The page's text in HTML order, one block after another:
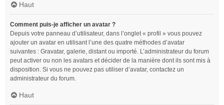
Haut
Comment puis-je afficher un avatar ?
Depuis votre panneau d’utilisateur, dans l’onglet « profil » vous pouvez
ajouter un avatar en utilisant l’une des quatre méthodes d’avatar
suivantes : Gravatar, galerie, distant ou importé. L’administrateur du forum
peut activer ou non les avatars et décider de la manière dont ils sont mis à
disposition. Si vous ne pouvez pas utiliser d’avatar, contactez un
administrateur du forum.
Haut